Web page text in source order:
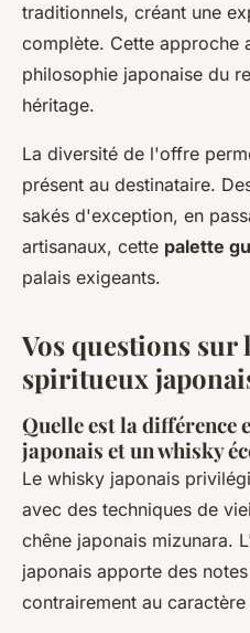
traditionnels, créant une
complète. Cette approche
philosophie japonaise du
héritage.
La diversité de l'offre
présent au destinataire.
sakés d'exception, en
artisanaux, cette palette
palais exigeants.
Vos questions sur
spiritueux
Quelle est la différence
japonais et un whisky
Le whisky japonais
avec des techniques de
chêne japonais mizunara.
japonais apporte des
contrairement au